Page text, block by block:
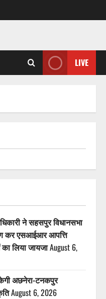
LIVE
ने सहसपुर विधानसभा
कर एसआईआर आपत्ति
लिया जायजाAugust 6,
अछनेरा-टनकपुर
August 6, 2026